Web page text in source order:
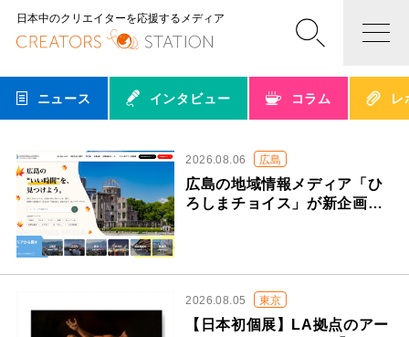
日本中のクリエイターを応援するメディア
ニュース インタビュー コラム レ
2026.08.05 岩手
ニイタカプラス株式会社 取締
役専務兼仙台支社長 菊池 慎
2026.08.05 東京
合同会社TOONIQ 代表社